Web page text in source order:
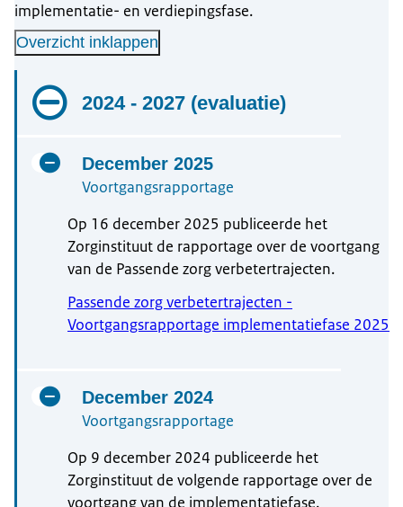
implementatie- en verdiepingsfase.
Overzicht inklappen
2024 - 2027 (evaluatie)
December 2025
Voortgangsrapportage
Op 16 december 2025 publiceerde het
Zorginstituut de rapportage over de voortgang
van de Passende zorg verbetertrajecten.
Passende zorg verbetertrajecten -
Voortgangsrapportage implementatiefase 2025
December 2024
Voortgangsrapportage
Op 9 december 2024 publiceerde het
Zorginstituut de volgende rapportage over de
voortgang van de implementatiefase.